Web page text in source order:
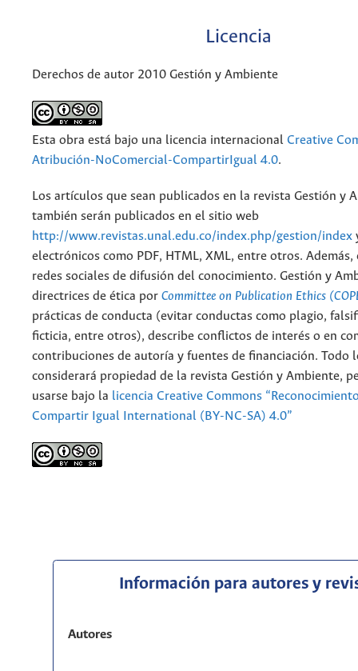
Licencia
Derechos de autor 2010 Gestión y Ambiente
Esta obra está bajo una licencia internacional Creative
Atribución-NoComercial-CompartirIgual 4.0.
Los artículos que sean publicados en la revista Gestión y
también serán publicados en el sitio web
http://www.revistas.unal.edu.co/index.php/gestion/index
electrónicos como PDF, HTML, XML, entre otros.
redes sociales de difusión del conocimiento. Gestión y
directrices de ética por Committee on Publication Ethics
prácticas de conducta (evitar conductas como plagio,
ficticia, entre otros), describe conflictos de interés o en
contribuciones de autoría y fuentes de financiación. Todo
considerará propiedad de la revista Gestión y Ambiente,
usarse bajo la licencia Creative Commons
Compartir Igual International (BY-NC-SA) 4.0”
Información para autores y
Autores